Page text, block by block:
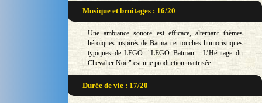
Musique et bruitages : 16/20
Une ambiance sonore est efficace, alternant thèmes
héroïques inspirés de Batman et touches humoristiques
typiques de LEGO. "LEGO Batman : L’Héritage du
Chevalier Noir" est une production maitrisée.
Durée de vie : 17/20